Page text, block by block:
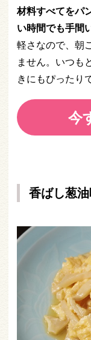
材料すべてをパ
い時間でも手間
軽さなので、朝
ません。いつも
きにもぴったり
今
香ばし葱